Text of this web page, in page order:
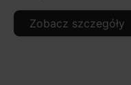
Zobacz szczegóły